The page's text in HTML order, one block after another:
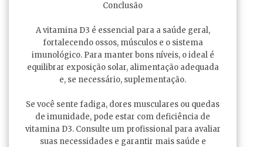
Conclusão
A vitamina D3 é essencial para a saúde geral,
fortalecendo ossos, músculos e o sistema
imunológico. Para manter bons níveis, o ideal é
equilibrar exposição solar, alimentação adequada
e, se necessário, suplementação.
Se você sente fadiga, dores musculares ou quedas
de imunidade, pode estar com deficiência de
vitamina D3. Consulte um profissional para avaliar
suas necessidades e garantir mais saúde e